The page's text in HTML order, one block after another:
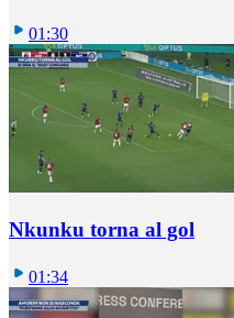
01:30
Nkunku torna al gol
01:34